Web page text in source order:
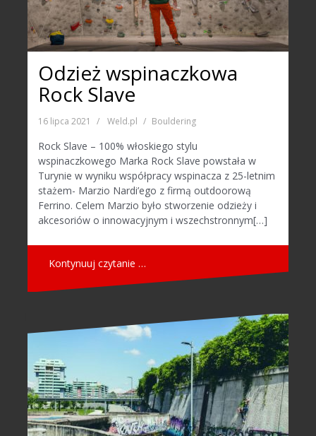
Odzież wspinaczkowa
Rock Slave
16 lipca 2021 Weld.pl Bouldering
Rock Slave – 100% włoskiego stylu
wspinaczkowego Marka Rock Slave powstała w
Turynie w wyniku współpracy wspinacza z 25-letnim
stażem- Marzio Nardi’ego z firmą outdoorową
Ferrino. Celem Marzio było stworzenie odzieży i
akcesoriów o innowacyjnym i wszechstronnym[…]
Kontynuuj czytanie …